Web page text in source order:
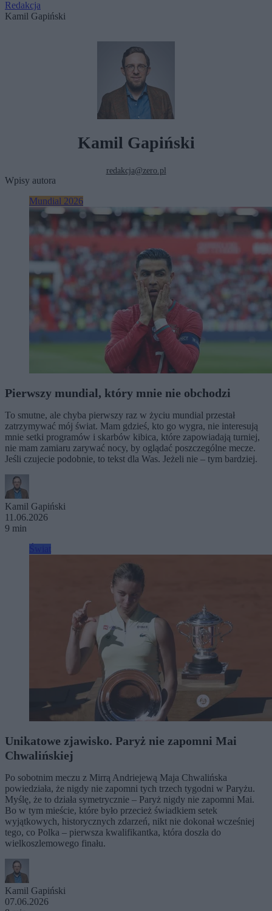
Redakcja
Kamil Gapiński
Kamil Gapiński
redakcja@zero.pl
Wpisy autora
Mundial 2026
Pierwszy mundial, który mnie nie obchodzi
To smutne, ale chyba pierwszy raz w życiu mundial przestał
zatrzymywać mój świat. Mam gdzieś, kto go wygra, nie interesują
mnie setki programów i skarbów kibica, które zapowiadają turniej,
nie mam zamiaru zarywać nocy, by oglądać poszczególne mecze.
Jeśli czujecie podobnie, to tekst dla Was. Jeżeli nie – tym bardziej.
Kamil Gapiński
11.06.2026
9 min
Unikatowe zjawisko. Paryż nie zapomni Mai
Chwalińskiej
Po sobotnim meczu z Mirrą Andriejewą Maja Chwalińska
powiedziała, że nigdy nie zapomni tych trzech tygodni w Paryżu.
Myślę, że to działa symetrycznie – Paryż nigdy nie zapomni Mai.
Bo w tym mieście, które było przecież świadkiem setek
wyjątkowych, historycznych zdarzeń, nikt nie dokonał wcześniej
tego, co Polka – pierwsza kwalifikantka, która doszła do
wielkoszlemowego finału.
Kamil Gapiński
07.06.2026